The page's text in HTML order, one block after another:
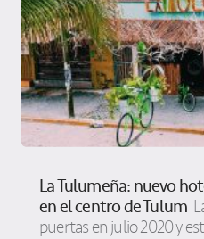
La Tulumeña: nuevo
en el centro de Tulum
puertas en julio 2020 y